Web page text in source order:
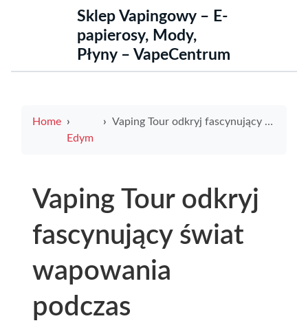
Sklep Vapingowy – E-
papierosy, Mody,
Płyny – VapeCentrum
Home
Edym
Vaping Tour odkryj fascynujący świat wapowania podczas niezapomnianej wycieczki
Vaping Tour odkryj
fascynujący świat
wapowania
podczas